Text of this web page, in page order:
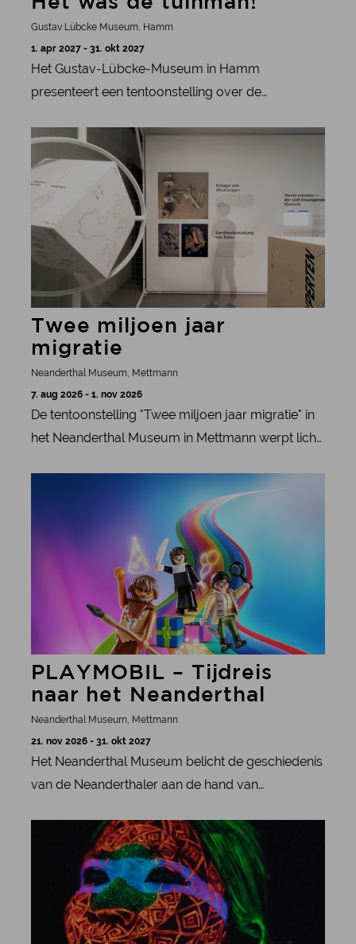
jaren zijn veranderd.
Gustav Lübcke Museum, Hamm
1. apr 2027 - 31. okt 2027
Het Gustav-Lübcke-Museum in Hamm
presenteert een tentoonstelling over de
IGA 2027 en duurzame stadsontwikkeling als
thema heeft.
Twee miljoen jaar
migratie
Neanderthal Museum, Mettmann
7. aug 2026 - 1. nov 2026
De tentoonstelling "Twee miljoen jaar migratie" in
het Neanderthal Museum in Mettmann werpt licht
meer informatie
PLAYMOBIL – Tijdreis
naar het Neanderthal
Neanderthal Museum, Mettmann
21. nov 2026 - 31. okt 2027
Het Neanderthal Museum belicht de geschiedenis
van de Neanderthaler aan de hand van
speciale tentoonstelling „PLAYMOBIL – Tijdreis
Neanderthal“.
meer informatie